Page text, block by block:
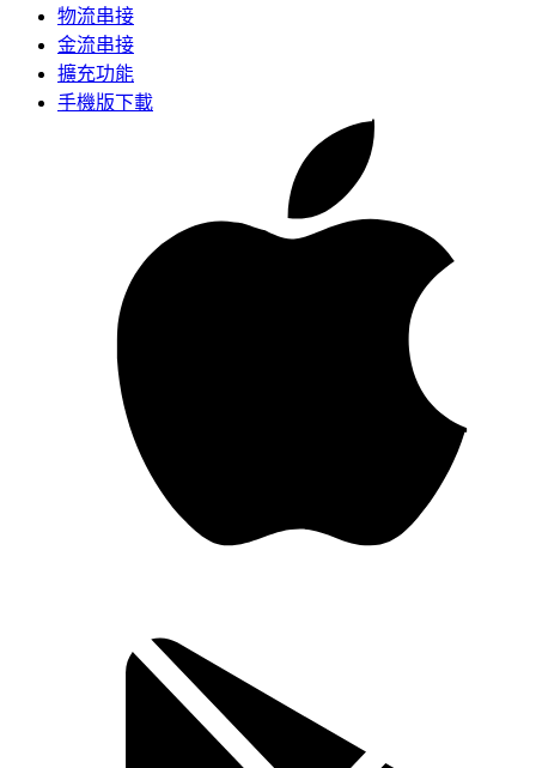
物流串接
金流串接
擴充功能
手機版下載